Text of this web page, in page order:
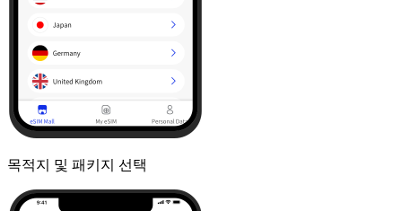
목적지 및 패키지 선택